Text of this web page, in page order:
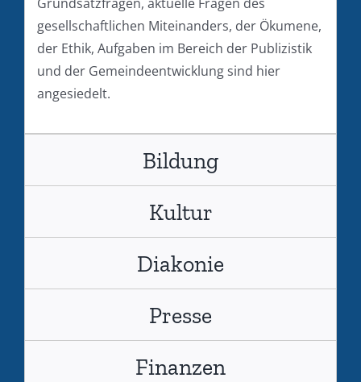
gesellschaftlichen Miteinanders, der Ökumene,
der Ethik, Aufgaben im Bereich der Publizistik
und der Gemeindeentwicklung sind hier
angesiedelt.
Bildung
Kultur
Diakonie
Presse
Finanzen